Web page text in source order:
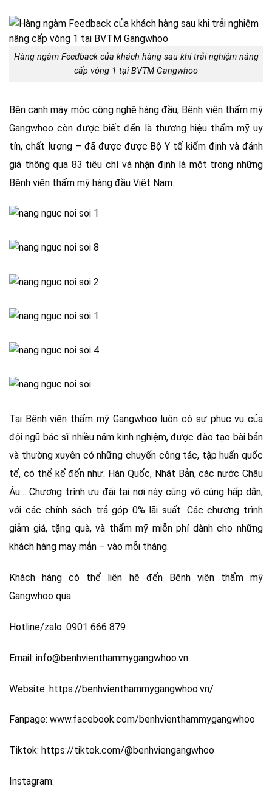
Hàng ngàm Feedback của khách hàng sau khi trải nghiệm nâng
cấp vòng 1 tại BVTM Gangwhoo
Bên cạnh máy móc công nghệ hàng đầu, Bệnh viện thẩm mỹ
Gangwhoo còn được biết đến là thương hiệu thẩm mỹ uy
tín, chất lượng – đã được được Bộ Y tế kiểm định và đánh
giá thông qua 83 tiêu chí và nhận định là một trong những
Bệnh viện thẩm mỹ hàng đầu Việt Nam.
Tại Bệnh viện thẩm mỹ Gangwhoo luôn có sự phục vụ của
đội ngũ bác sĩ nhiều năm kinh nghiệm, được đào tạo bài bản
và thường xuyên có những chuyến công tác, tập huấn quốc
tế, có thể kể đến như: Hàn Quốc, Nhật Bản, các nước Châu
Âu… Chương trình ưu đãi tại nơi này cũng vô cùng hấp dẫn,
với các chính sách trả góp 0% lãi suất. Các chương trình
giảm giá, tặng quà, và thẩm mỹ miễn phí dành cho những
khách hàng may mắn – vào mỗi tháng.
Khách hàng có thể liên hệ đến Bệnh viện thẩm mỹ
Gangwhoo qua:
Hotline/zalo: 0901 666 879
Email: info@benhvienthammygangwhoo.vn
Website: https://benhvienthammygangwhoo.vn/
Fanpage: www.facebook.com/benhvienthammygangwhoo
Tiktok: https://tiktok.com/@benhviengangwhoo
Instagram: